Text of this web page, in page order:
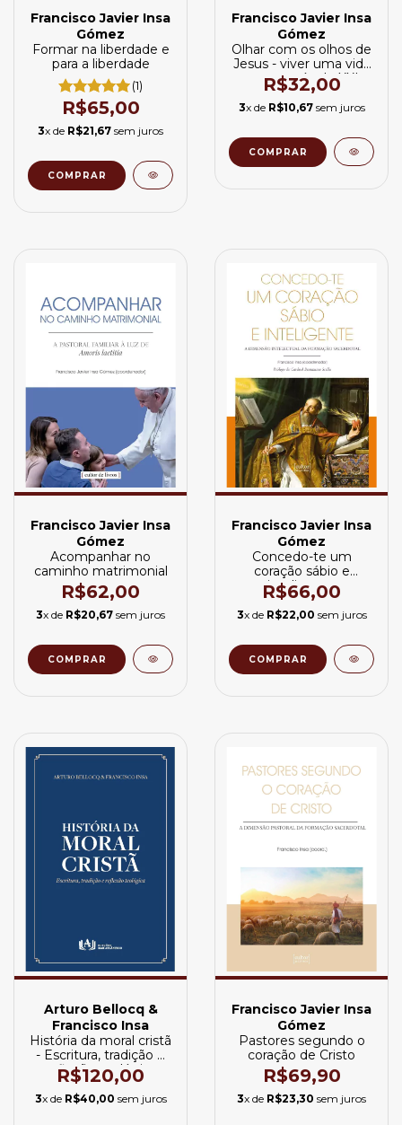
Francisco Javier Insa
Gómez
Formar na liberdade e
para a liberdade
(1)
R$65,00
3x de R$21,67 sem juros
Francisco Javier Insa
Gómez
Olhar com os olhos de
Jesus - viver uma vida
pura no século XXI
R$32,00
3x de R$10,67sem juros
Francisco Javier Insa
Gómez
Acompanhar no
caminho matrimonial
R$62,00
3x de R$20,67 sem juros
Francisco Javier Insa
Gómez
Concedo-te um
coração sábio e
inteligente
R$66,00
3x de R$22,00 sem juros
Arturo Bellocq &
Francisco Insa
História da moral cristã
- Escritura, tradição e
reflexão teológica
R$120,00
3x de R$40,00 sem juros
Francisco Javier Insa
Gómez
Pastores segundo o
coração de Cristo
R$69,90
3x de R$23,30 sem juros